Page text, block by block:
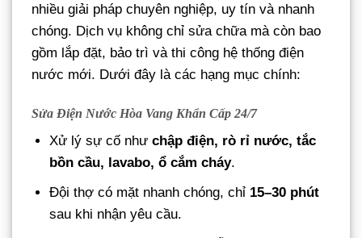
nhiều giải pháp chuyên nghiệp, uy tín và nhanh
chóng. Dịch vụ không chỉ sửa chữa mà còn bao
gồm lắp đặt, bảo trì và thi công hệ thống điện
nước mới. Dưới đây là các hạng mục chính:
Sửa Điện Nước Hòa Vang Khẩn Cấp 24/7
Xử lý sự cố nhưchập điện, rò rỉ nước, tắc
bồn cầu, lavabo, ổ cắm cháy.
Đội thợ có mặt nhanh chóng, chỉ 15–30 phút
sau khi nhận yêu cầu.